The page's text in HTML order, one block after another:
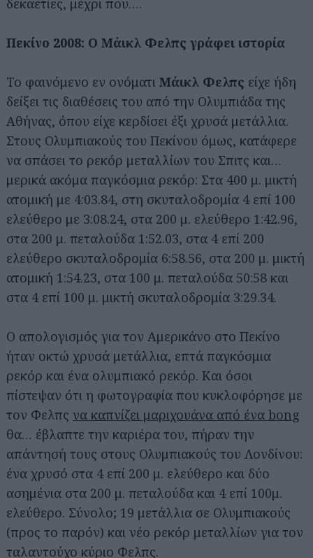
Πεκίνο 2008: Ο Μάικλ Φελπς γράφει ιστορία
Το φαινόμενο εν ονόματι Μάικλ Φελπς είχε ήδη
δείξει τις διαθέσεις του από την Ολυμπιάδα της
Αθήνας, όπου είχε κερδίσει έξι χρυσά μετάλλια.
Στους Ολυμπιακούς του Πεκίνου όμως, κατάφερε
να σπάσει το ρεκόρ μεταλλίων του Σπιτς και…
μερικά ακόμα παγκόσμια ρεκόρ: Στα 400 μ. μικτή
ατομική με 4:03.84, στη σκυταλοδρομία 4 επί 100
ελεύθερο με 3:08.24, στα 200 μ. ελεύθερο 1:42.96,
στα 200 μ. πεταλούδα 1:52.03, στα 4 επί 200
ελεύθερο σκυταλοδρομία 6:58.56, στα 200 μ. μικτή
ατομική 1:54.23, στα 100 μ. πεταλούδα 50:58 και
στα 4 επί 100 μ. μικτή σκυταλοδρομία 3:29.34.
Ο απολογισμός για τον Αμερικάνο στο Πεκίνο
ήταν οκτώ χρυσά μετάλλια, επτά παγκόσμια
ρεκόρ και ένα ολυμπιακό ρεκόρ. Και όσοι
πίστεψαν ότι η φωτογραφία που κυκλοφόρησε με
τον Φελπς να καπνίζει μαριχουάνα από ένα bong
θα… έβλαπτε την καριέρα του, πήραν την
απάντησή τους στους Ολυμπιακούς του Λονδίνου:
ένα χρυσό στα 4 επί 200 μ. ελεύθερο και δύο
ασημένια στα 200 μ. πεταλούδα και 4 επί 100μ.
ελεύθερο. Σύνολο; 19 μετάλλια σε Ολυμπιακούς
(προς το παρόν) και νέο ρεκόρ μεταλλίων για τον
ταλαντούχο κύριο Φελπς.